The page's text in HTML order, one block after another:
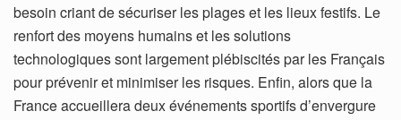
besoin criant de sécuriser les plages et les lieux festifs. Le
renfort des moyens humains et les solutions
technologiques sont largement plébiscités par les Français
pour prévenir et minimiser les risques. Enfin, alors que la
France accueillera deux événements sportifs d’envergure